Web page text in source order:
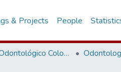
& Projects People
Colegio Odontológico Colombiano